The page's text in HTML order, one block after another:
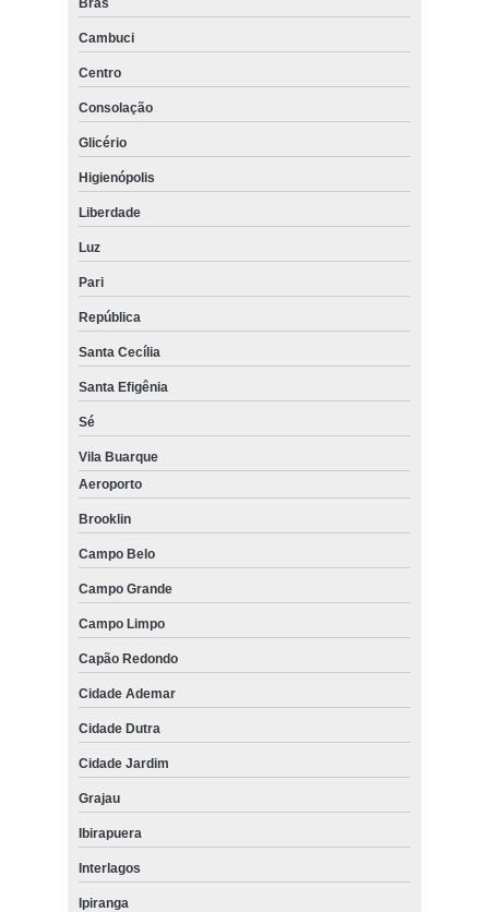
Cambuci
Centro
Consolação
Glicério
Higienópolis
Liberdade
Luz
Pari
República
Santa Cecília
Santa Efigênia
Sé
Vila Buarque
Aeroporto
Brooklin
Campo Belo
Campo Grande
Campo Limpo
Capão Redondo
Cidade Ademar
Cidade Dutra
Cidade Jardim
Grajau
Ibirapuera
Interlagos
Ipiranga